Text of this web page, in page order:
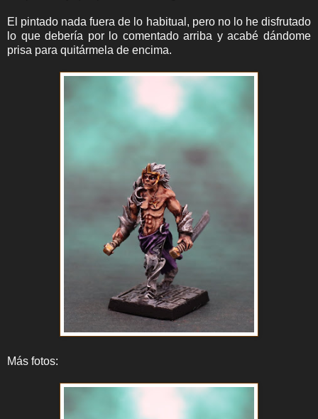
El pintado nada fuera de lo habitual, pero no lo he disfrutado
lo que debería por lo comentado arriba y acabé dándome
prisa para quitármela de encima.
Más fotos: